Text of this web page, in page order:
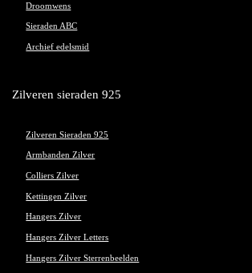
Droomwens
Sieraden ABC
Archief edelsmid
Zilveren sieraden 925
Zilveren Sieraden 925
Armbanden Zilver
Colliers Zilver
Kettingen Zilver
Hangers Zilver
Hangers Zilver Letters
Hangers Zilver Sterrenbeelden